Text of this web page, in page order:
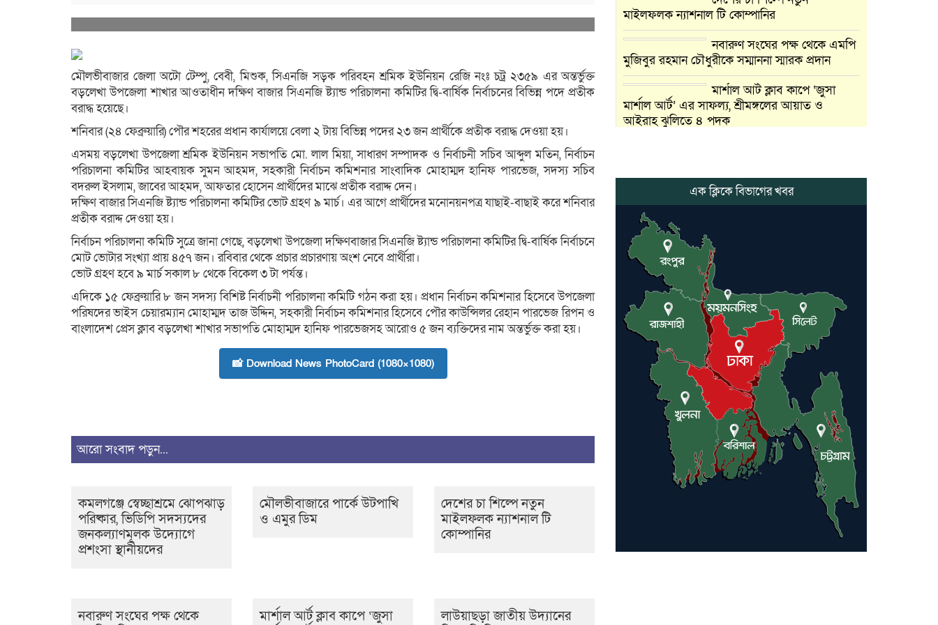
মৌলভীবাজার জেলা অটো টেম্পু, বেবী, মিশুক, সিএনজি সড়ক পরিবহন শ্রমিক ইউনিয়ন রেজি নংঃ চট্র ২৩৫৯ এর অন্তর্ভুক্ত
বড়লেখা উপজেলা শাখার আওতাধীন দক্ষিণ বাজার সিএনজি ষ্ট্যান্ড পরিচালনা কমিটির দ্বি-বার্ষিক নির্বাচনের বিভিন্ন পদে প্রতীক
বরাদ্ধ হয়েছে।
শনিবার (২৪ ফেব্রুয়ারি) পৌর শহরের প্রধান কার্যালয়ে বেলা ২ টায় বিভিন্ন পদের ২৩ জন প্রার্থীকে প্রতীক বরাদ্ধ দেওয়া হয়।
এসময় বড়লেখা উপজেলা শ্রমিক ইউনিয়ন সভাপতি মো. লাল মিয়া, সাধারণ সম্পাদক ও নির্বাচনী সচিব আব্দুল মতিন, নির্বাচন
পরিচালনা কমিটির আহবায়ক সুমন আহমদ, সহকারী নির্বাচন কমিশনার সাংবাদিক মোহাম্মদ হানিফ পারভেজ, সদস্য সচিব
বদরুল ইসলাম, জাবের আহমদ, আফতার হোসেন প্রার্থীদের মাঝে প্রতীক বরাদ্দ দেন।
দক্ষিণ বাজার সিএনজি ষ্ট্যান্ড পরিচালনা কমিটির ভোট গ্রহণ ৯ মার্চ। এর আগে প্রার্থীদের মনোনয়নপত্র যাছাই-বাছাই করে শনিবার
প্রতীক বরাদ্দ দেওয়া হয়।
নির্বাচন পরিচালনা কমিটি সুত্রে জানা গেছে, বড়লেখা উপজেলা দক্ষিণবাজার সিএনজি ষ্ট্যান্ড পরিচালনা কমিটির দ্বি-বার্ষিক নির্বাচনে
মোট ভোটার সংখ্যা প্রায় ৪৫৭ জন। রবিবার থেকে প্রচার প্রচারণায় অংশ নেবে প্রার্থীরা।
ভোট গ্রহণ হবে ৯ মার্চ সকাল ৮ থেকে বিকেল ৩ টা পর্যন্ত।
এদিকে ১৫ ফেব্রুয়ারি ৮ জন সদস্য বিশিষ্ট নির্বাচনী পরিচালনা কমিটি গঠন করা হয়। প্রধান নির্বাচন কমিশনার হিসেবে উপজেলা
পরিষদের ভাইস চেয়ারম্যান মোহাম্মদ তাজ উদ্দিন, সহকারী নির্বাচন কমিশনার হিসেবে পৌর কাউন্সিলর রেহান পারভেজ রিপন ও
বাংলাদেশ প্রেস ক্লাব বড়লেখা শাখার সভাপতি মোহাম্মদ হানিফ পারভেজসহ আরোও ৫ জন ব্যক্তিদের নাম অন্তর্ভুক্ত করা হয়।
📸 Download News PhotoCard (1080×1080)
আরো সংবাদ পড়ুন...
কমলগঞ্জে স্বেচ্ছাশ্রমে ঝোপঝাড়
পরিষ্কার, ভিডিপি সদস্যদের
জনকল্যাণমূলক উদ্যোগে
প্রশংসা স্থানীয়দের
মৌলভীবাজারে পার্কে উটপাখি
ও এমুর ডিম
দেশের চা শিল্পে নতুন
মাইলফলক ন্যাশনাল টি
কোম্পানির
নবারুণ সংঘের পক্ষ থেকে
মার্শাল আর্ট ক্লাব কাপে ‘জুসা
লাউয়াছড়া জাতীয় উদ্যানের
মাইলফলক ন্যাশনাল টি কোম্পানির
নবারুণ সংঘের পক্ষ থেকে এমপি
মুজিবুর রহমান চৌধুরীকে সম্মাননা স্মারক প্রদান
মার্শাল আর্ট ক্লাব কাপে ‘জুসা
মার্শাল আর্ট’ এর সাফল্য, শ্রীমঙ্গলের আয়াত ও
আইরাহ ঝুলিতে ৪ পদক
মৃত্যুতে,এলাকায় শোকের ছায়া
বিএনপির সাবেক সভাপতির
কমলগঞ্জে ডোবা থেকে অজ্ঞাত
ব্যক্তির গলিত মরদেহ উদ্ধার
লন্ডনে আদমপুর ইউনাইটেড
কলেজ বাস্তবায়ন নিয়ে আলোচনা
সভা
আন্তর্জাতিক মানবাধিকার
সম্মেলনে বিশেষ সম্মাননা পেলেন
ফারুক খাঁন, শ্রীমঙ্গলে সংবর্ধনা
এক ক্লিকে বিভাগের খবর